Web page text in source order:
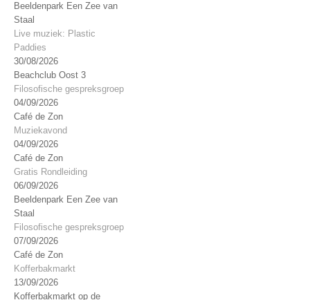
Beeldenpark Een Zee van
Staal
Live muziek: Plastic
Paddies
30/08/2026
Beachclub Oost 3
Filosofische gespreksgroep
04/09/2026
Café de Zon
Muziekavond
04/09/2026
Café de Zon
Gratis Rondleiding
06/09/2026
Beeldenpark Een Zee van
Staal
Filosofische gespreksgroep
07/09/2026
Café de Zon
Kofferbakmarkt
13/09/2026
Kofferbakmarkt op de